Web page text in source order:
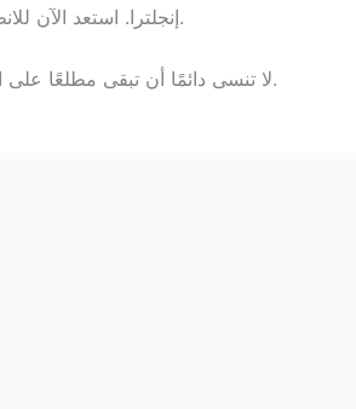
إنجلترا. استعد الآن للانطلاق في هذه الرحلة المثيرة، وابدأ بتحقيق أرباحك في عالم المراهنات الرقمية.
لا تنسى دائمًا أن تبقى مطلعًا على الأحداث والاحصائيات، وكن مستعدًا لتجربة تجربة فريدة ستكون مثيرة للاهتمام.